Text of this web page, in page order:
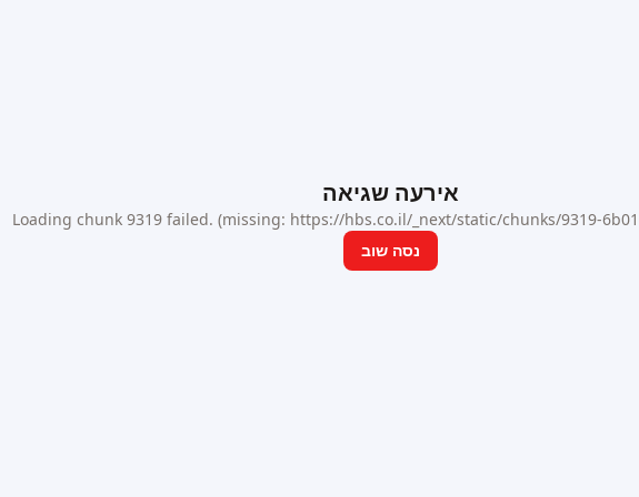
אירעה שגיאה
Loading chunk 9319 failed. (missing: https://hbs.co.il/_next/static/chunks/9319-
נסה שוב